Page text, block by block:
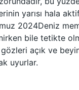
yarısı hala
2024Deniz
bile tetikte
açık ve
uyurlar.